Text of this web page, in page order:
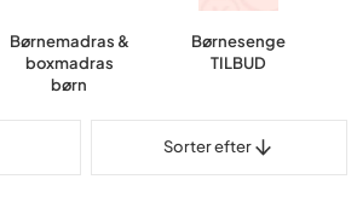
Børnemadras &
boxmadras
børn
Børnesenge
TILBUD
Sorter efter